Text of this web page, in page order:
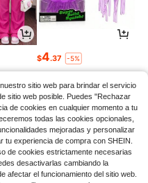
$4.37 -5%
sitio web para brindar el servicio
sitio web posible. Puedes "Rechazar
de cookies en cualquier momento a tu
todas las cookies opcionales,
mejoradas y personalizar
tu experiencia de compra con SHEIN.
de cookies estrictamente necesarias
desactivarlas cambiando la
afectar el funcionamiento del sitio web.